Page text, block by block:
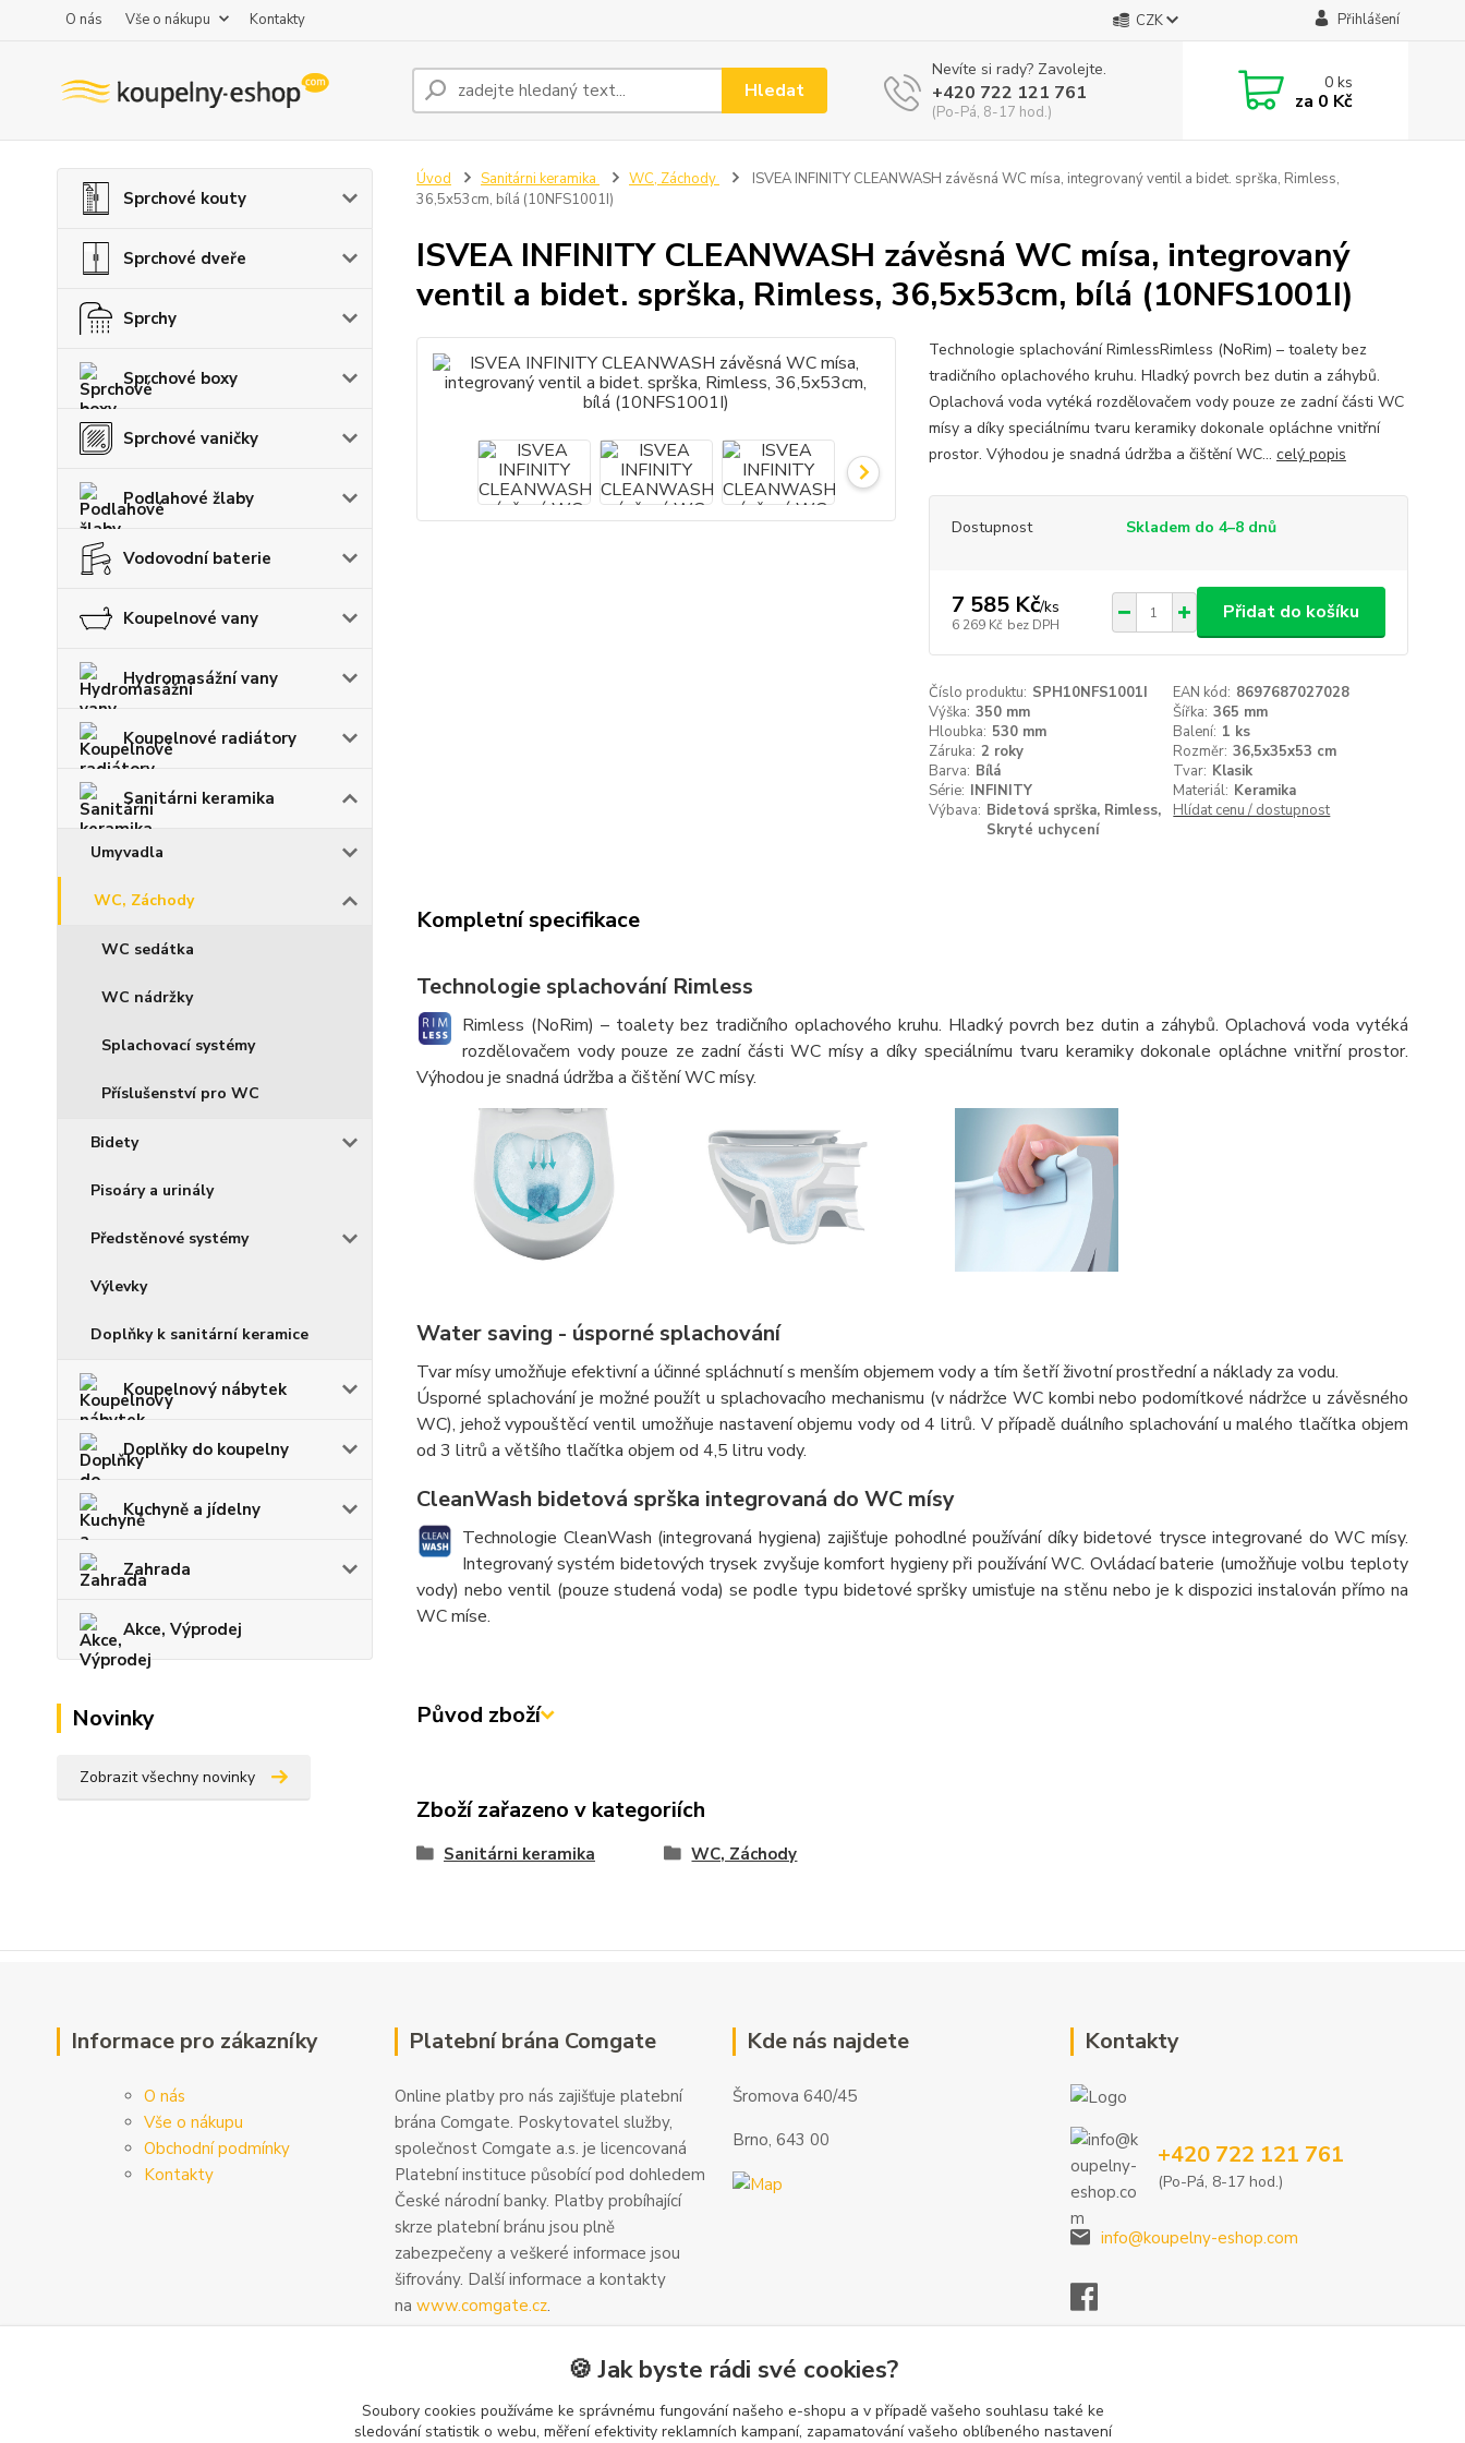
O nás Vše o nákupu Kontakty CZK Přihlášení
Hledat
Nevíte si rady? Zavolejte.
+420 722 121 761
(Po-Pá, 8-17 hod.)
0ks
za 0 Kč
Sprchové kouty
Sprchové dveře
Sprchy
Sprchové boxy
Sprchové vaničky
Podlahové žlaby
Vodovodní baterie
Koupelnové vany
Hydromasážní vany
Koupelnové radiátory
Sanitárni keramika
Umyvadla
WC, Záchody
WC sedátka
WC nádržky
Splachovací systémy
Příslušenství pro WC
Bidety
Pisoáry a urinály
Předstěnové systémy
Výlevky
Doplňky k sanitární keramice
Koupelnový nábytek
Doplňky do koupelny
Kuchyně a jídelny
Zahrada
Akce, Výprodej
Novinky
Zobrazit všechny novinky
Úvod Sanitárni keramika WC, Záchody
ISVEA INFINITY CLEANWASH závěsná WC mísa, integrovaný ventil a bidet. sprška, Rimless,
36,5x53cm, bílá (10NFS1001I)
ISVEA INFINITY CLEANWASH závěsná WC mísa, integrovaný
ventil a bidet. sprška, Rimless, 36,5x53cm, bílá (10NFS1001I)
Technologie splachování RimlessRimless (NoRim) – toalety bez
tradičního oplachového kruhu. Hladký povrch bez dutin a záhybů.
Oplachová voda vytéká rozdělovačem vody pouze ze zadní části WC
mísy a díky speciálnímu tvaru keramiky dokonale opláchne vnitřní
prostor. Výhodou je snadná údržba a čištění WC... celý popis
Dostupnost Skladem do 4–8 dnů
7 585 Kč/ks
6 269 Kč bez DPH
Přidat do košíku
Číslo produktu: SPH10NFS1001I EAN kód: 8697687027028
Výška: 350 mm Šířka: 365 mm
Hloubka: 530 mm Balení: 1 ks
Záruka: 2 roky Rozměr: 36,5x35x53 cm
Barva: Bílá Tvar: Klasik
Série: INFINITY Materiál: Keramika
Výbava: Bidetová sprška, Rimless,
Skryté uchycení
Hlídat cenu / dostupnost
Kompletní specifikace
Technologie splachování Rimless
Rimless (NoRim) – toalety bez tradičního oplachového kruhu. Hladký povrch bez dutin a záhybů. Oplachová voda vytéká
rozdělovačem vody pouze ze zadní části WC mísy a díky speciálnímu tvaru keramiky dokonale opláchne vnitřní prostor.
Výhodou je snadná údržba a čištění WC mísy.
Water saving - úsporné splachování
Tvar mísy umožňuje efektivní a účinné spláchnutí s menším objemem vody a tím šetří životní prostřední a náklady za vodu.
Úsporné splachování je možné použít u splachovacího mechanismu (v nádržce WC kombi nebo podomítkové nádržce u závěsného
WC), jehož vypouštěcí ventil umožňuje nastavení objemu vody od 4 litrů. V případě duálního splachování u malého tlačítka objem
od 3 litrů a většího tlačítka objem od 4,5 litru vody.
CleanWash bidetová sprška integrovaná do WC mísy
Technologie CleanWash (integrovaná hygiena) zajišťuje pohodlné používání díky bidetové trysce integrované do WC mísy.
Integrovaný systém bidetových trysek zvyšuje komfort hygieny při používání WC. Ovládací baterie (umožňuje volbu teploty
vody) nebo ventil (pouze studená voda) se podle typu bidetové spršky umisťuje na stěnu nebo je k dispozici instalován přímo na
WC míse.
Původ zboží
Zboží zařazeno v kategoriích
Sanitárni keramika WC, Záchody
Informace pro zákazníky
O nás
Vše o nákupu
Obchodní podmínky
Kontakty
Platební brána Comgate
Online platby pro nás zajišťuje platební
brána Comgate. Poskytovatel služby,
společnost Comgate a.s. je licencovaná
Platební instituce působící pod dohledem
České národní banky. Platby probíhající
skrze platební bránu jsou plně
zabezpečeny a veškeré informace jsou
šifrovány. Další informace a kontakty
na www.comgate.cz.
Kde nás najdete
Šromova 640/45
Brno, 643 00
Kontakty
+420 722 121 761
(Po-Pá, 8-17 hod.)
info@koupelny-eshop.com
🍪 Jak byste rádi své cookies?
Soubory cookies používáme ke správnému fungování našeho e-shopu a v případě vašeho souhlasu také ke
sledování statistik o webu, měření efektivity reklamních kampaní, zapamatování vašeho oblíbeného nastavení